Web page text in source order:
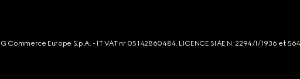
Commerce Europe S.p.A. - IT VAT nr 05142860484. LICENCE SIAE N. 2294/I/1936 et